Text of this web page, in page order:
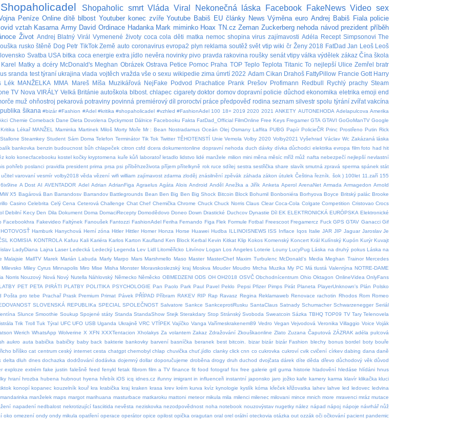
Shopaholic smrt Vláda Viral Nekonečná láska Facebook FakeNews Video sex
Peníze Online dítě blbost Youtuber konec zvíře Youtube Babiš EU články News Výměna euro Andrej Babiš Fiala policie
vztah Kasarna Army David Ordinace Hadanka Mark miminko Hoax TN.cz Zeman Zuckerberg nehoda návod prezident příběh
Život Andrej Blatný Virál Vymenené životy coca cola děti matka nemoc shopina virus zajímavosti Adéla Recept Simpsonovi The
rusko štěně Dog Petr TikTok Země auto coronavirus evropa2 plyn reklama soutěž svět vtip wiki čr Ženy 2018 FatDad Jan Leoš Leoš
Svatba USA bitka coca energie extra jídlo nevěra novinky pivo pravda rakovina roušky senát vtipy válka výdělek zákaz Čína škola
Karel Matky a dcéry McDonald's Meghan Obrázek Ostrava Petice Pomoc Praha TOP Teplo Teplota Titanic To nejlepší Ulice Zemřel bratr
sranda test týraní ukrajina vlada vojtěch vražda vše o sexu wikipedie zima úmrtí 2022 Adam Cikan Drahoš FattyPillow Francie Gott Harry
Lék MANŽELKA MMA Mareš Míša Muzikářová NejFake Podvod Prachatice Prank Prešov Profimann Redbull Rychlý prachy Steam
TV Nova VIRÁLY Velká Británie autoškola blbost. chlapec cigarety doktor domov dopravní policie důchod ekonomika eletrika emoji end
muž ohňostroj pekarová potraviny povinná premiérový díl proroctví práce předpověď rodina seznam silvestr spolu týrání zvířat vakcína
šikana #bizár #Fashion #Adel #kritika #shopaholicadel #vzhled #FashionAdel 100 18+ 2019 2020 2021 ANKETY AUTONEHODA Adelapulcova Amerika
Chemie Comeback Dane Dieta Dovolena Dyckymost Dálnice Facebooku Fakta FatDad_Official FilmOnline Free Keys Fregamer GTA GTAVI GoGoManTV Google
Kritika Lékař MANŽEL Maminka Martinek Miloš Morty Moře Mr : Bean Nostradamus Oceán Olej Osmany Laffita PUBG Papír PolicieČR Princ Prostřeno Putin Rick
Stallone Steamkey Student Sám Doma Telefon Terminátor Tik Tok Twitter TĚHOTENSTÍ Unie Vemola Volby 2020 Volby2021 Vyšehrad Václav Wc Zakázaná láska
bankovka benzin budoucnost bůh chlapeček citron csfd dcera dokumentonline dopravní nehoda duch dávky dívka důchodci elektrika evropa film foto had hit
kolo konecfacebooku kostel kočky kryptomena kuře kůň laboratoř letadlo lidstvo lidé manžele milion mini měna měsíc mříž můž nafta nebezpečí nejlepší nevlastní
pohřeb poslanci pravidla president prima prsa psi příběhzeživota příjem přítelkyně rok ruce sdílej sestra sestřička share slavík smutná zpravá sperma spánek stát
učitel varovaní vesmír volby2018 věda vězení wifi william zajímavost zdarma zloděj znásilnění zpěvák záhada zákon útulek Čeština řezník. šok ) 100let 11.zaří 155
6ix9ine A Dost AI AVENTADOR Adel Adrian AdrianFiga Agraelus Agáta Alois Android Anděl Anežka a Jiřík Anketa Aperol ArenaNet Armada Armagedon Arnold
X5 Bagárová Ban Barrandosv Barrandov Battlegrounds Bean Ben Big Ben Big Shock Bitcoin Block Bohumil Bonboniéra Borhyova Boyce Britský palác Brooke
Casino Celebrita Celý Cena Ceterová Challenge Chat Chef Chemička Chrome Chuck Chuck Norris Claus Clear Coca-Cola Colgate Competition Cristovao Crocs
Debilní Kecy Den Dila Dokument Doma DomaciRecepty Domodědovo Doneo Down Drastické Duchcov Dynastie Díl EK ELEKTRONICKÁ EURÓPSKA Elektronické
Facebookhra Fakevideo Faltýnek Fanoušek Fantozzi FashionAdel Feriha Fernando Figa Flek Formule Fotbal Freescoot Fregamercz Fuck GPS GTAV Ganacci Gif
HOTOVOSŤ Hamburk Hanychová Herní zóna Hitler Hittler Homer Honza Horse Huawei Hudba ILLINOISNEWS ISS Inflace Iqos Italie JAR JIP Jaguar Jaroslav Je
KOMISIA KONTROLA Kafuu Kali Kariéra Karlos Karton Kaufland Ken Block Kerbal Kevin Kitkat Klip Kokos Komenský Koncert Král Kulínský Kupón Kurýr Kuvajt
LadyDiana Lajna Laser Ledecká Ledecký Legenda Lev Lidl Litoměřicko Litvínov Logan Los Angeles Loterie Louny LucyPug Láska na druhý pokus Láska na
Malajsie MallTV Marek Marián Labuda Marly Marpo Mars Marshmello Maso Master MasterChef Maxim Turbulenc McDonald‘s Media Meghan Trainor Mercedes
Milevsko Miley Cyrus Minnapolis Miro Mise Misha Monster Moravskoslezský kraj Moskva Mouder Moudro Mrcha Muzika My PC Má tlustá Valentýna NOTRE-DAME
Norris Nouzový Nová Nový Nutella Náhlovský Německo Něměcko OBMEDZENI ODS OH OH2018 OSVČ Obchodnícentrum Ohio Oktagon OnlineVidea OnlyFans
PET PETA PIRÁTI PLATBY POLITIKA PSYCHOLOGIE Pan Paolo Park Paul Pavel Peklo Pepsi Pfizer Pimps Pirát Planeta PlayerUnknown's Plán Polsko
Pošta pro tebe Prachař Prask Premium Primat Pávek PŘÍPAD Příbram RAKEV RIP Rap Ravasz Regina Reklamaweb Renovace rachotin Rhodos Rom Romeo
SLOVENSKÁ REPUBLIKa SPECIAL SPOLEČNOST Salvatore Sankce SankceprotiRusku SantaClaus Satnady Schumacher Schwarzenegger Seriál
Slunce Smoothie Soukup Spojené státy Standa StandaShow Stejk Sterakdary Stop Stránský Svoboda Sweatcoin Sázka TBHQ TOP09 TV Tary Telenovela
Trik Troll Tuk Týral UFC UFO USB Uganda Ukrajině VRC VTÍPEK Vajíčko Vanga Vařímeskrakenem89 Vedro Vegan Vejvodová Veronika Villaggio Voice Voják
Werich WhatsApp Wolverine X XFN XXXTentacion Xholakys Za volantem Zakaz Zdražování Zkouškaonline Zlato Zuzana Čaputová ZÁZRAK adéla pulcová
aukro auta babička babičky baby back bakterie bankovky barvení basníčka beranek best bitcoin. bizar bizár bizár Fashion blechy bonus bordel boty bouře
bříško cat centrum ceský internet cesta chatgpt chernobyl chlap chuvička chuť.jídlo clanky click cnn co cukrovka cukroví cvik cvičení církev dabing dana daně
delta dluh dnes dochazka dodržování dodávka dojemný dollar doporučujeme droběna drogy druh duchod dvojčata dárek díte děda dřevo důchodový věk důvod
exploze extrém fake justin falešně feed fenykl fetak fibrom film a TV finance fit food fotograf fox free galerie gril guma historie hladovění hledáse hlídáni hnus
hraní hrozba hubena hubnout hyena hřebík iOS icq idnes.cz ifunny imigrant in influenceři instantní japonsko jaro jožko kafe kamery karma klavír klikačka kluci
konopí kopanec kouzelník kouř kra krabička kraj kraken krasa krev krém kurva kvíz kynologie kyslík kóma křeček křižovatka lahev lahve led ledovec ledvina
mandarinka manželek maps margot marihuana masturbace matkaroku mattoni meteor mikula mila milenci milenec milovani mince mnich more mravenci mráz mutace
napadení nedbalost nekrotizující fasciitida nevěsta neziskovka nezodpovědnost noha notebook nouzovýstav nugetky nález nápad nápoj nápoje návrhář nůž
oko omezení ondy ondy mikula opatření operace operátor opice opilost opička oragutan oral orel orální oteckovia otázka out ozzák oči očkování pacient pandemic